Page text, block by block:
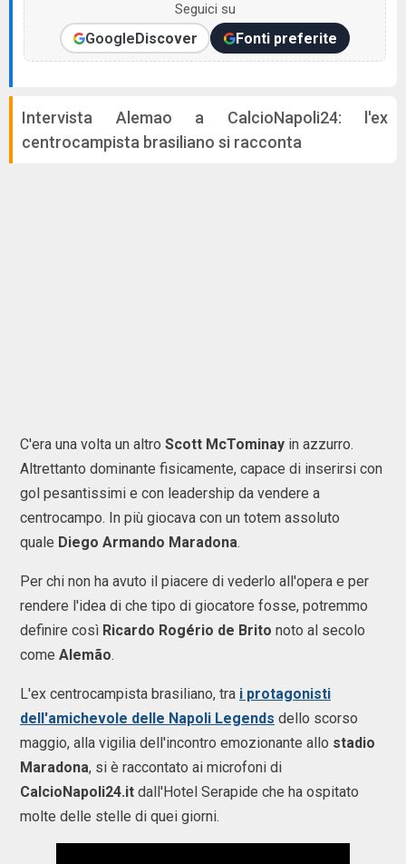
Seguici su
GoogleDiscover Fonti preferite
Intervista Alemao a CalcioNapoli24: l'ex
centrocampista brasiliano si racconta
C'era una volta un altro Scott McTominay in azzurro.
Altrettanto dominante fisicamente, capace di inserirsi con
gol pesantissimi e con leadership da vendere a
centrocampo. In più giocava con un totem assoluto
quale Diego Armando Maradona.
Per chi non ha avuto il piacere di vederlo all'opera e per
rendere l'idea di che tipo di giocatore fosse, potremmo
definire così Ricardo Rogério de Brito noto al secolo
come Alemão.
L'ex centrocampista brasiliano, tra i protagonisti
dell'amichevole delle Napoli Legends dello scorso
maggio, alla vigilia dell'incontro emozionante allo stadio
Maradona, si è raccontato ai microfoni di
CalcioNapoli24.it dall'Hotel Serapide che ha ospitato
molte delle stelle di quei giorni.